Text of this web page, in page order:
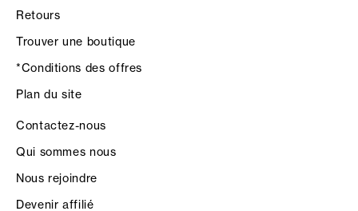
Retours
Trouver une boutique
*Conditions des offres
Plan du site
Contactez-nous
Qui sommes nous
Nous rejoindre
Devenir affilié